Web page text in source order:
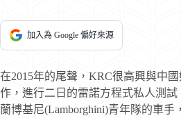
加入為 Google 偏好來源
在2015年的尾聲，KRC很高興與中
作，進行二日的雷諾方程式私人測試
蘭博基尼(Lamborghini)青年隊的車手